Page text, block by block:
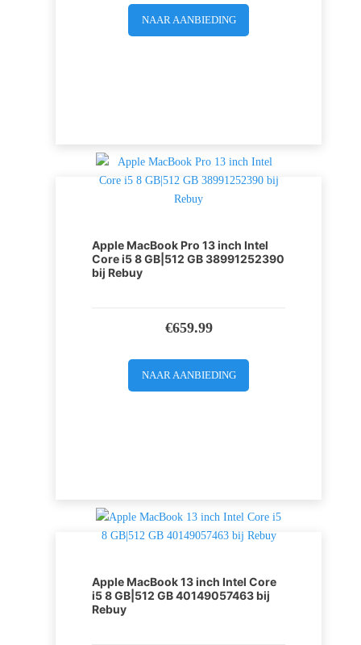
NAAR AANBIEDING
Apple MacBook Pro 13 inch Intel
Core i5 8 GB|512 GB 38991252390
bij Rebuy
€659.99
NAAR AANBIEDING
Apple MacBook 13 inch Intel Core
i5 8 GB|512 GB 40149057463 bij
Rebuy